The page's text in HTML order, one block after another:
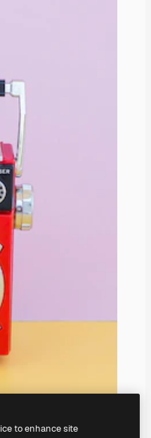
to enhance site